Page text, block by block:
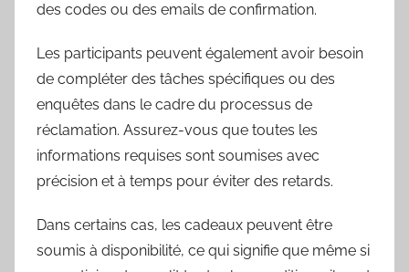
des codes ou des emails de confirmation.
Les participants peuvent également avoir besoin
de compléter des tâches spécifiques ou des
enquêtes dans le cadre du processus de
réclamation. Assurez-vous que toutes les
informations requises sont soumises avec
précision et à temps pour éviter des retards.
Dans certains cas, les cadeaux peuvent être
soumis à disponibilité, ce qui signifie que même si